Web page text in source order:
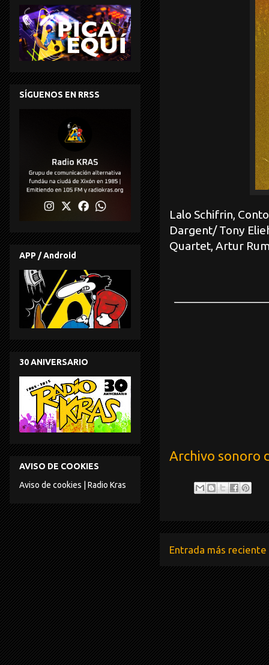
Lalo Schifrin,
Dargent/ Tony
Quartet, Artur
Archivo sonoro
Entrada más reciente
SÍGUENOS EN RRSS
APP / Android
30 ANIVERSARIO
AVISO DE COOKIES
Aviso de cookies | Radio Kras